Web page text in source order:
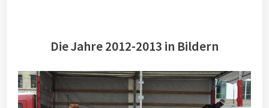
Die Jahre 2012-2013 in Bildern